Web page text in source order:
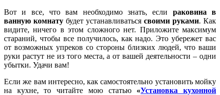
Вот и все, что вам необходимо знать, если раковина в
ванную комнату будет устанавливаться своими руками. Как
видите, ничего в этом сложного нет. Приложите максимум
стараний, чтобы все получилось, как надо. Это убережет вас
от возможных упреков со стороны близких людей, что ваши
руки растут не из того места, а от вашей деятельности – одни
убытки. Удачи вам!
Если же вам интересно, как самостоятельно установить мойку
на кухне, то читайте мою статью «Установка кухонной